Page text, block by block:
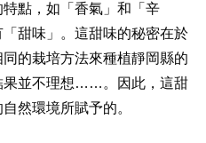
點，如「香氣」和「辛
甜味」。這甜味的秘密在於
同的栽培方法來種植靜岡縣的
果並不理想……。因此，這甜
然環境所賦予的。